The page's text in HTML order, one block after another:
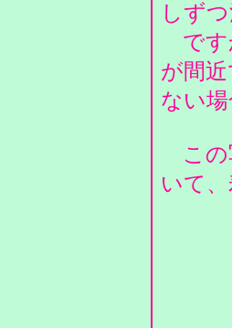
しず
です
が間
ない
この
いて